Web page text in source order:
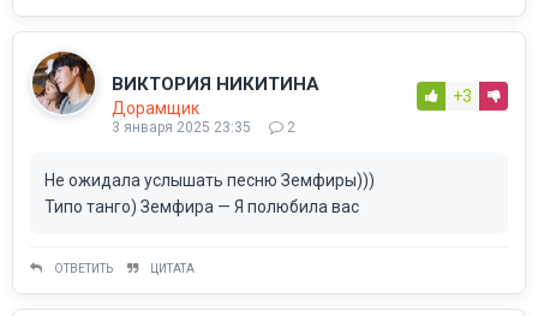
ВИКТОРИЯ НИКИТИНА
Дорамщик
3 января 2025 23:35 2
+3
Не ожидала услышать песню Земфиры)))
Типо танго) Земфира — Я полюбила вас
ОТВЕТИТЬ ЦИТАТА